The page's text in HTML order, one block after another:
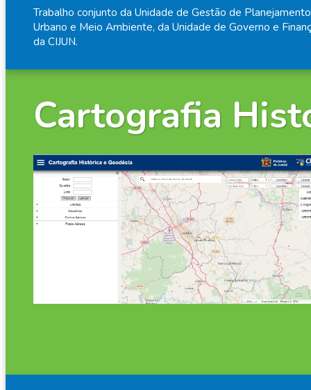
Trabalho conjunto da Unidade de Gestão de Planejamento
Urbano e Meio Ambiente, da Unidade de Governo e
da CIJUN.
Cartografia